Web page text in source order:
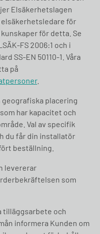
Elsäkerhetslagen
elsäkerhetsledare för
för detta. Se
FS 2006:1 och i
SS-EN 50110-1. Våra
på
.
geografiska placering
har kapacitet och
Val av specifik
du får din installatör
beställning.
levererar
som
tilläggsarbete och
informera Kunden om